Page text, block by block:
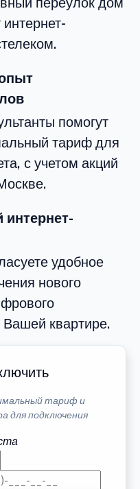
помогут
тариф для
с учетом акций
удобное
нового
квартире.
тариф и
для подключения